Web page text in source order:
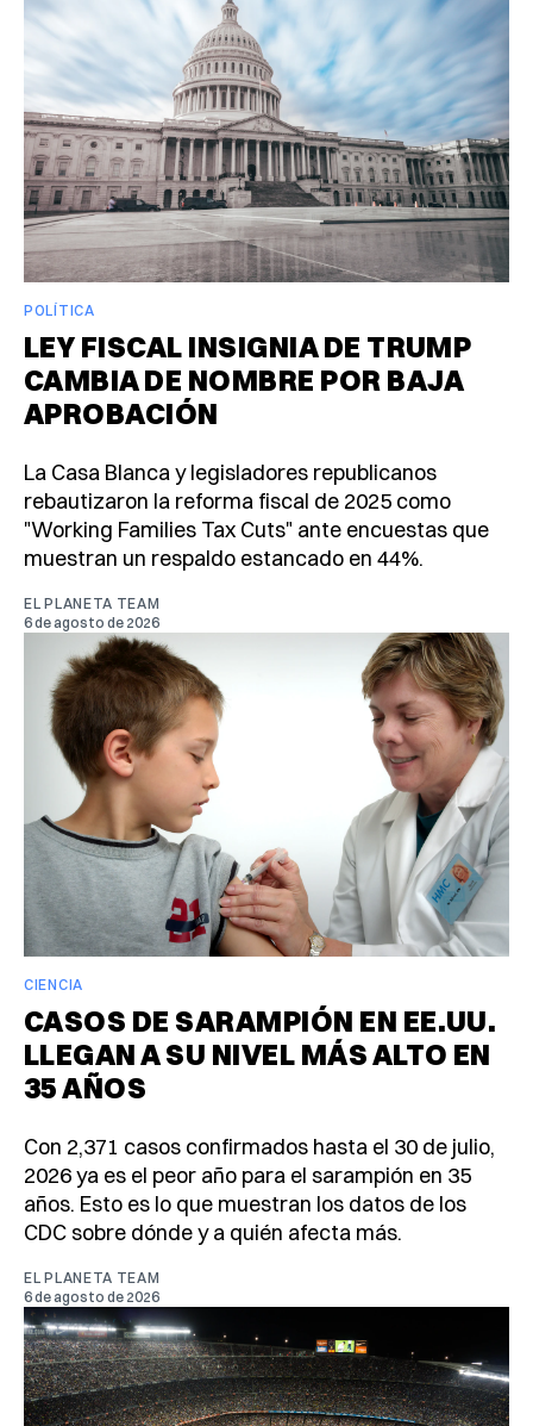
POLÍTICA
LEY FISCAL INSIGNIA DE TRUMP
CAMBIA DE NOMBRE POR BAJA
APROBACIÓN
La Casa Blanca y legisladores republicanos
rebautizaron la reforma fiscal de 2025 como
"Working Families Tax Cuts" ante encuestas que
muestran un respaldo estancado en 44%.
EL PLANETA TEAM
6 de agosto de 2026
CIENCIA
CASOS DE SARAMPIÓN EN EE.UU.
LLEGAN A SU NIVEL MÁS ALTO EN
35 AÑOS
Con 2,371 casos confirmados hasta el 30 de julio,
2026 ya es el peor año para el sarampión en 35
años. Esto es lo que muestran los datos de los
CDC sobre dónde y a quién afecta más.
EL PLANETA TEAM
6 de agosto de 2026